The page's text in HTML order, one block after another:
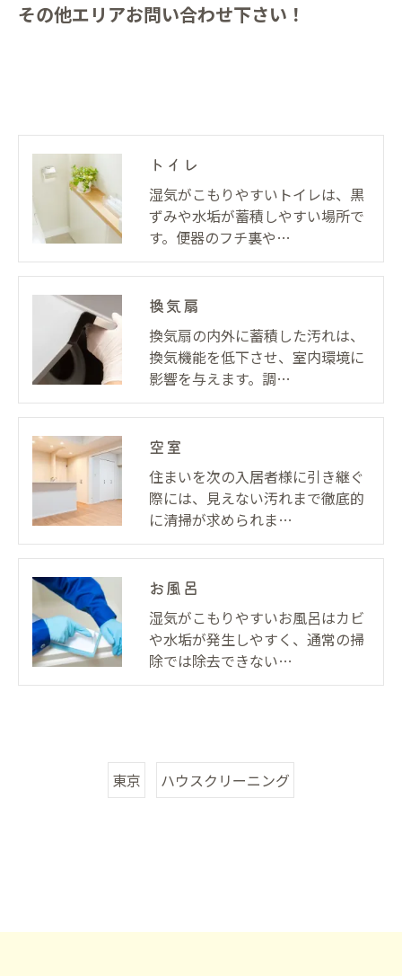
その他エリアお問い合わせ下さい！
トイレ
湿気がこもりやすいトイレは、黒
ずみや水垢が蓄積しやすい場所で
す。便器のフチ裏や…
換気扇
換気扇の内外に蓄積した汚れは、
換気機能を低下させ、室内環境に
影響を与えます。調…
空室
住まいを次の入居者様に引き継ぐ
際には、見えない汚れまで徹底的
に清掃が求められま…
お風呂
湿気がこもりやすいお風呂はカビ
や水垢が発生しやすく、通常の掃
除では除去できない…
東京 ハウスクリーニング